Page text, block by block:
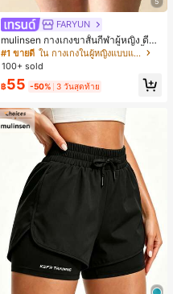
FARYUN
mulinsen กางเกงขาสั้นกีฬาผู้หญิง ดีไซ
น์ปลายเปิด เอวยืดหยุ่น กางเกงขาสั้น
ลำลองกีฬาฤดูร้อน ความยาว 3/4
#1 ขายดี
ใน กางเกงในผู้หญิงแบบแอคทีฟ
100+ sold
฿55 -50% 3 วันสุดท้าย